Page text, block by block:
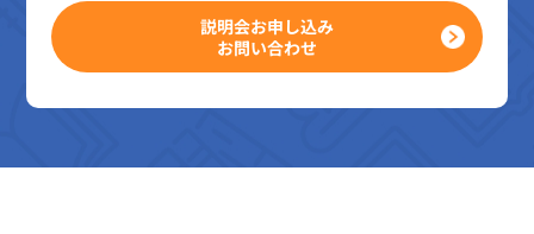
説明会お申し込み
お問い合わせ